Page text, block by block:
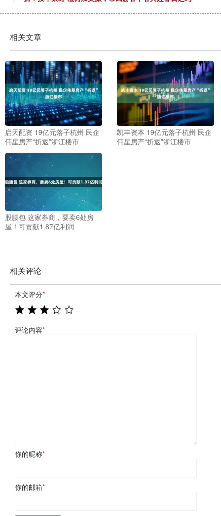
相关文章
启天配资 19亿元落子杭州 民企
伟星房产“折返”浙江楼市
凯丰资本 19亿元落子杭州 民企
伟星房产“折返”浙江楼市
股腰包 这家券商，要卖6处房
屋！可贡献1.87亿利润
相关评论
本文评分*
评论内容*
你的昵称*
你的邮箱*